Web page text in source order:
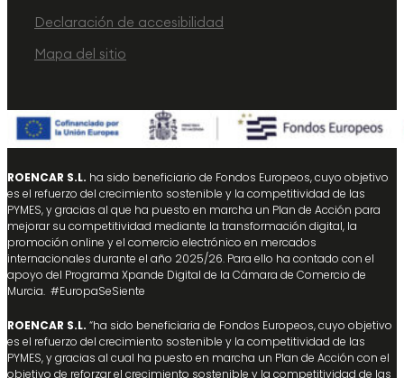
Declaración de accesibilidad
Mapa del sitio
ROENCAR S.L. ha sido beneficiario de Fondos Europeos, cuyo objetivo
es el refuerzo del crecimiento sostenible y la competitividad de las
PYMES, y gracias al que ha puesto en marcha un Plan de Acción para
mejorar su competitividad mediante la transformación digital, la
promoción online y el comercio electrónico en mercados
internacionales durante el año 2025/26. Para ello ha contado con el
apoyo del Programa Xpande Digital de la Cámara de Comercio de
Murcia. #EuropaSeSiente
ROENCAR S.L. “ha sido beneficiaria de Fondos Europeos, cuyo objetivo
es el refuerzo del crecimiento sostenible y la competitividad de las
PYMES, y gracias al cual ha puesto en marcha un Plan de Acción con el
objetivo de reforzar el crecimiento sostenible y la competitividad de las